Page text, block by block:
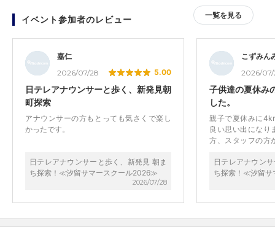
イベント参加者のレビュー 一覧を見る
嘉仁
2026/07/28
5.00
日テレアナウンサーと歩く、新発見朝
町探索
アナウンサーの方もとっても気さくで楽し
かったです。
日テレアナウンサーと歩く、新発見 朝ま
ち探索！≪汐留サマースクール2026≫
2026/07/28
こずみん
2026/
子供達の夏休み
した。
親子で夏休みに
良い思い出になり
方、スタッフの方
きることが出来
かったです。
日テレアナウン
ち探索！≪汐留